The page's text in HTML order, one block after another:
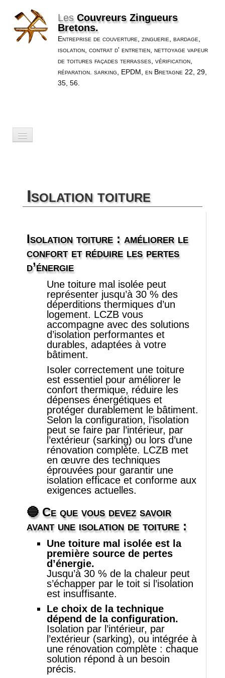
Les Couvreurs Zingueurs
Bretons.
Entreprise de couverture, zinguerie, bardage,
isolation, contrat d' entretien, nettoyage vapeur
de toitures façades terrasses, vérification,
réparation. sarking, EPDM, en Bretagne 22, 29,
35, 56.
Nos Réalisations
Contact-Légal
Isolation toiture
Isolation toiture : améliorer le
confort et réduire les pertes
d’énergie
Une toiture mal isolée peut
représenter jusqu’à 30 % des
déperditions thermiques d’un
logement. LCZB vous
accompagne avec des solutions
d’isolation performantes et
durables, adaptées à votre
bâtiment.
Isoler correctement une toiture
est essentiel pour améliorer le
confort thermique, réduire les
dépenses énergétiques et
protéger durablement le bâtiment.
Selon la configuration, l’isolation
peut se faire par l’intérieur, par
l’extérieur (sarking) ou lors d’une
rénovation complète. LCZB met
en œuvre des techniques
éprouvées pour garantir une
isolation efficace et conforme aux
exigences actuelles.
🔵 Ce que vous devez savoir
avant une isolation de toiture :
Une toiture mal isolée est la
première source de pertes
d’énergie.
Jusqu’à 30 % de la chaleur peut
s’échapper par le toit si l’isolation
est insuffisante.
Le choix de la technique
dépend de la configuration.
Isolation par l’intérieur, par
l’extérieur (sarking), ou intégrée à
une rénovation complète : chaque
solution répond à un besoin
précis.